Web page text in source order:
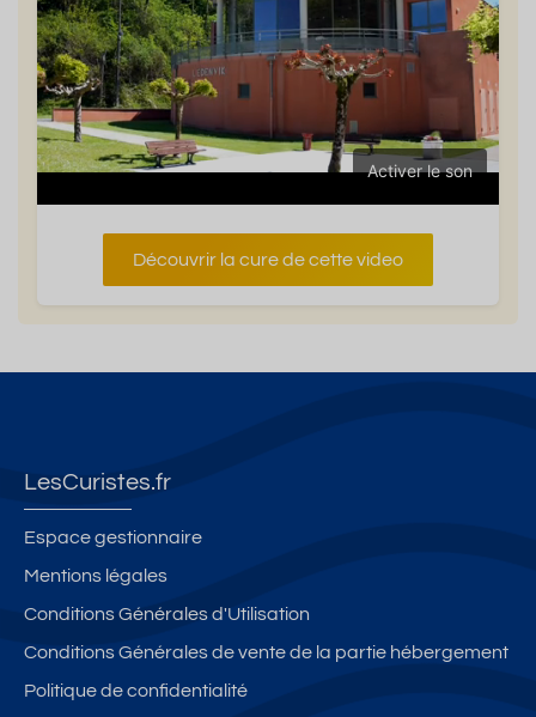
Activer le son
Découvrir la cure de cette video
LesCuristes.fr
Espace gestionnaire
Mentions légales
Conditions Générales d'Utilisation
Conditions Générales de vente de la partie hébergement
Politique de confidentialité